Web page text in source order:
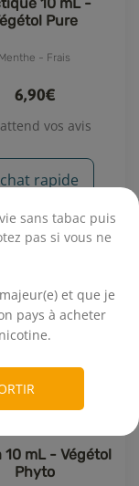
sans tabac puis
pas si vous ne
et que je
pays à acheter
Pure
Menthe - Frais
6,90€
vos avis
rapide
10 mL - Végétol
Phyto